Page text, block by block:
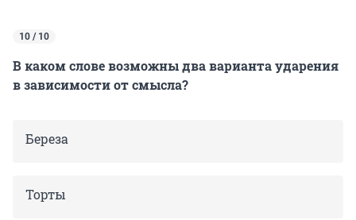
10 / 10
В каком слове возможны два варианта ударения
в зависимости от смысла?
Береза
Торты